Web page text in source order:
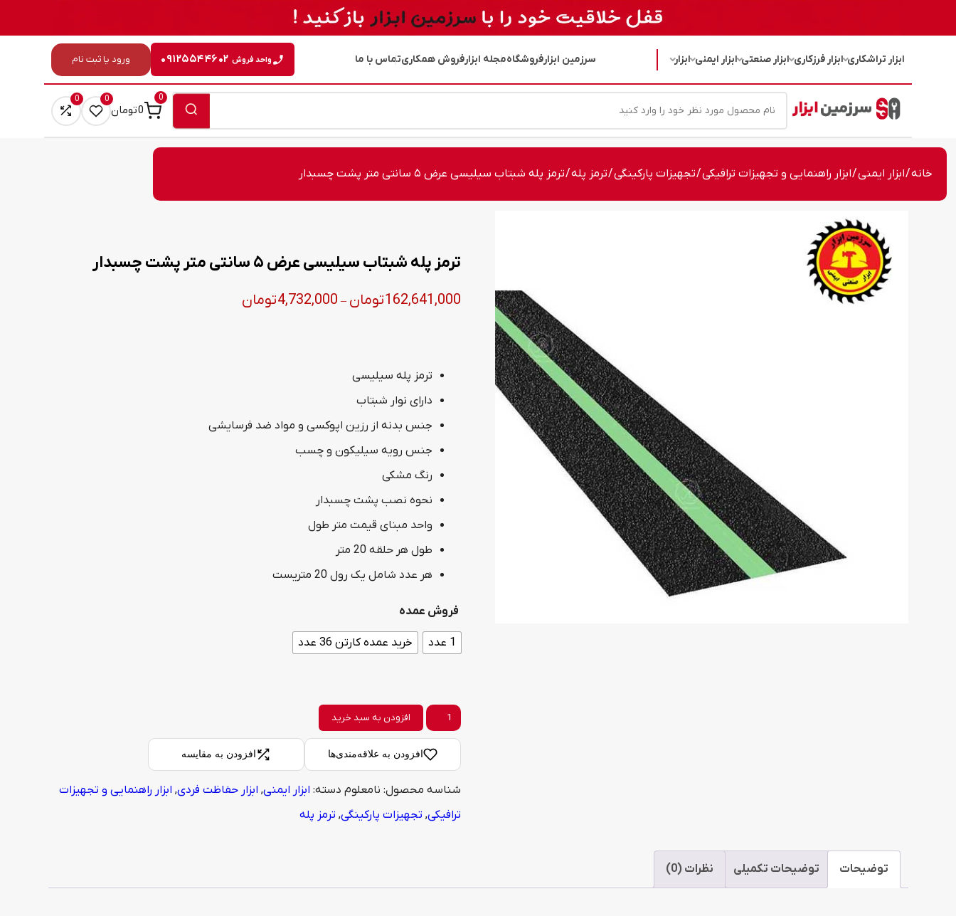
ابزار تراشکاری ابزار فرزکاری ابزار صنعتی ابزار ایمنی ابزار سرزمین ابزارفروشگاهمجله ابزارفروش همکاریتماس با ما ۰۹۱۲۵۵۴۴۶۰۲ واحد فروش ورود یا ثبت نام
0
0تومان
0
0
خانه/ابزار ایمنی/ابزار راهنمایی و تجهیزات ترافیکی/تجهیزات پارکینگی/ترمز پله/ ترمز پله شبتاب سیلیسی عرض ۵ سانتی متر پشت چسبدار
ترمز پله شبتاب سیلیسی عرض ۵ سانتی متر پشت چسبدار
162,641,000تومان –
4,732,000تومان
ترمز پله سیلیسی
دارای نوار شبتاب
جنس بدنه از رزین اپوکسی و مواد ضد فرسایشی
جنس رویه سیلیکون و چسب
رنگ مشکی
نحوه نصب پشت چسبدار
واحد مبنای قیمت متر طول
طول هر حلقه 20 متر
هر عدد شامل یک رول 20 متریست
فروش عمده
1 عدد خرید عمده کارتن 36 عدد
ترمز
پله
شبتاب
سیلیسی
عرض
متر
افزودن به سبد خرید
افزودن به علاقه‌مندی‌ها افزودن به مقایسه
شناسه محصول: نامعلوم دسته: ابزار ایمنی, ابزار حفاظت فردی, ابزار راهنمایی و تجهیزات
ترافیکی, تجهیزات پارکینگی, ترمز پله
توضیحات توضیحات تکمیلی نظرات (0)